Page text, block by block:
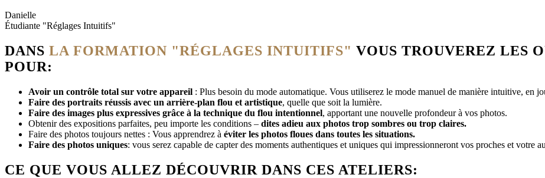
Danielle
Étudiante "Réglages Intuitifs"
DANS LA FORMATION "RÉGLAGES INTUITIFS" VOUS TROUVEREZ LES
POUR:
Avoir un contrôle total sur votre appareil : Plus besoin du mode automatique. Vous utiliserez le mode manuel de manière intuitive, en
Faire des portraits réussis avec un arrière-plan flou et artistique, quelle que soit la lumière.
Faire des images plus expressives grâce à la technique du flou intentionnel, apportant une nouvelle profondeur à vos photos.
Obtenir des expositions parfaites, peu importe les conditions – dites adieu aux photos trop sombres ou trop claires.
Faire des photos toujours nettes : Vous apprendrez à éviter les photos floues dans toutes les situations.
Faire des photos uniques: vous serez capable de capter des moments authentiques et uniques qui impressionneront vos proches et votre
CE QUE VOUS ALLEZ DÉCOUVRIR DANS CES ATELIERS: